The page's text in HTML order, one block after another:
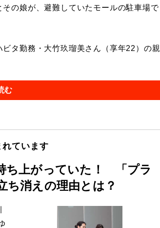
の娘が、避難していたモールの駐車場で
タ勤務・大竹玖瑠美さん（享年22）の親
む
れています
ち上がっていた！ 「プラ
消えの理由とは？